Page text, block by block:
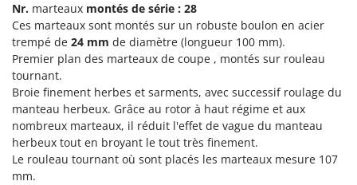
P
Peignes vibreurs et Secoueurs à olives
Pelles rétros pour tracteur
Perches Élagueuses
Pétrins à Spirale
Piscines
Planteuses de pommes de terre pour tracteur
Plateaux de coupe pour tracteur
Flymo
Fontana Forni
Forest Master
Francini
G
G3 Ferrari
Gardena
Nr. marteaux montés de série : 28
Ces marteaux sont montés sur un robuste boulon en acier
trempé de 24 mm de diamètre (longueur 100 mm).
Premier plan des marteaux de coupe , montés sur rouleau
tournant.
Broie finement herbes et sarments, avec successif roulage du
manteau herbeux. Grâce au rotor à haut régime et aux
nombreux marteaux, il réduit l'effet de vague du manteau
herbeux tout en broyant le tout très finement.
Le rouleau tournant où sont placés les marteaux mesure 107
mm.